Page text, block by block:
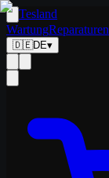
Tesland
WartungReparaturen
🇩🇪DE▾